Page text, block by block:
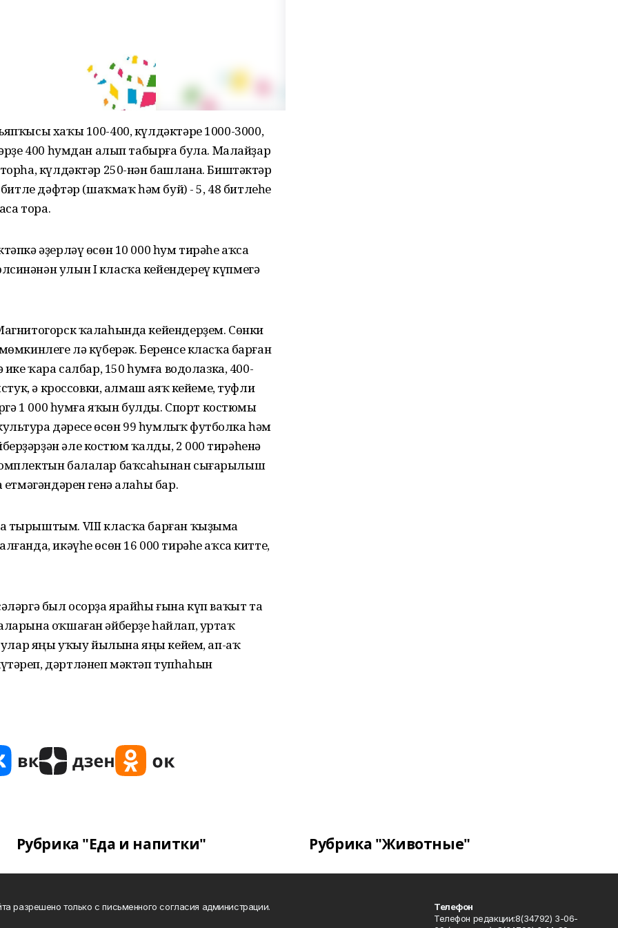
хаҡы 100-400, күлдәктәре 1000-3000,
400 һумдан алып табырға була. Малайҙар
күлдәктәр 250-нән башлана. Биштәктәр
дәфтәр (шаҡмаҡ һәм буй) - 5, 48 битлеһе
тора.
әҙерләү өсөн 10 000 һум тирәһе аҡса
улын I класҡа кейендереү күпмегә
ҡалаһында кейендерҙем. Сөнки
лә күберәк. Беренсе класҡа барған
ҡара салбар, 150 һумға водолазка, 400-
ә кроссовки, алмаш аяҡ кейеме, туфли
1 000 һумға яҡын булды. Спорт костюмы
дәресе өсөн 99 һумлыҡ футболка һәм
әле костюм ҡалды, 2 000 тирәһенә
балалар баҡсаһынан сығарылыш
етмәгәндәрен генә алаһы бар.
тырыштым. VIII класҡа барған ҡыҙыма
икәүһе өсөн 16 000 тирәһе аҡса китте,
был осорҙа ярайһы ғына күп ваҡыт та
оҡшаған әйберҙе һайлап, уртаҡ
улар яңы уҡыу йылына яңы кейем, ап-аҡ
дәртләнеп мәктәп тупһаһын
Рубрика "Еда и напитки" Рубрика "Животные"
разрешено только с письменного согласия администрации.
Телефон
Телефон редакции:8(34792) 3-06-